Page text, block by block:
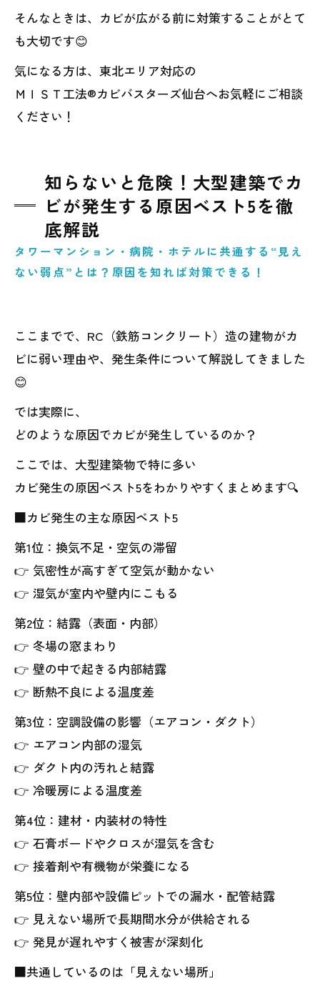
そんなときは、カビが広がる前に対策することがとて
も大切です😊
気になる方は、東北エリア対応の
ＭＩＳＴ工法®カビバスターズ仙台へお気軽にご相談
ください！
知らないと危険！大型建築でカ
ビが発生する原因ベスト5を徹
底解説
タワーマンション・病院・ホテルに共通する“見え
ない弱点”とは？原因を知れば対策できる！
ここまでで、RC（鉄筋コンクリート）造の建物がカ
ビに弱い理由や、発生条件について解説してきました
😊
では実際に、
どのような原因でカビが発生しているのか？
ここでは、大型建築物で特に多い
カビ発生の原因ベスト5をわかりやすくまとめます🔍
■カビ発生の主な原因ベスト5
第1位：換気不足・空気の滞留
👉 気密性が高すぎて空気が動かない
👉 湿気が室内や壁内にこもる
第2位：結露（表面・内部）
👉 冬場の窓まわり
👉 壁の中で起きる内部結露
👉 断熱不良による温度差
第3位：空調設備の影響（エアコン・ダクト）
👉 エアコン内部の湿気
👉 ダクト内の汚れと結露
👉 冷暖房による温度差
第4位：建材・内装材の特性
👉 石膏ボードやクロスが湿気を含む
👉 接着剤や有機物が栄養になる
第5位：壁内部や設備ピットでの漏水・配管結露
👉 見えない場所で長期間水分が供給される
👉 発見が遅れやすく被害が深刻化
■共通しているのは「見えない場所」